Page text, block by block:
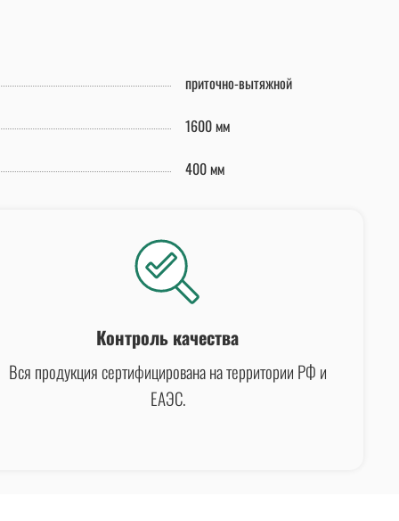
приточно-вытяжной
1600 мм
400 мм
Контроль качества
Вся продукция сертифицирована на территории РФ и
ЕАЭС.